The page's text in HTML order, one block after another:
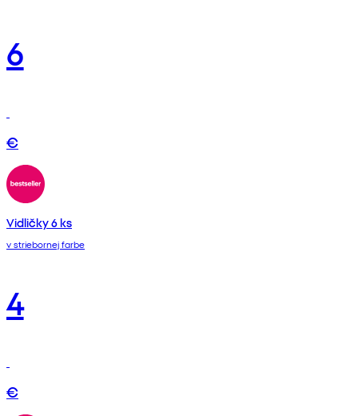
6
€
Vidličky 6 ks
v striebornej farbe
4
€